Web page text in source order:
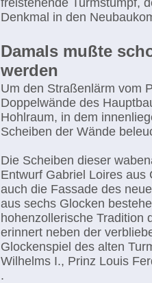
freistehende Turmstumpf,
Denkmal in den
Damals mußte
werden
Um den Straßenlärm vom
Doppelwände des
Hohlraum, in dem
Scheiben der Wände
Die Scheiben dieser
Entwurf Gabriel Loires aus
auch die Fassade des
aus sechs Glocken
hohenzollerische Tradition
erinnert neben der
Glockenspiel des alten
Wilhelms I., Prinz Louis
.